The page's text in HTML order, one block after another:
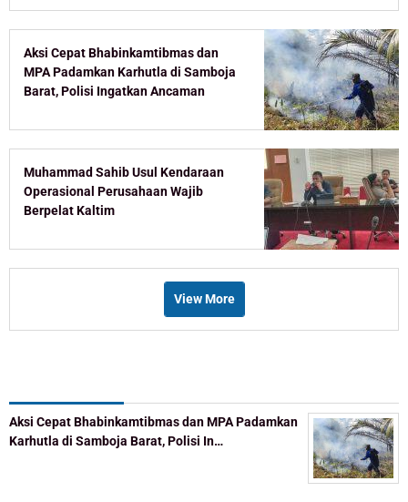
Aksi Cepat Bhabinkamtibmas dan
MPA Padamkan Karhutla di Samboja
Barat, Polisi Ingatkan Ancaman
Muhammad Sahib Usul Kendaraan
Operasional Perusahaan Wajib
Berpelat Kaltim
View More
Aksi Cepat Bhabinkamtibmas dan MPA Padamkan
Karhutla di Samboja Barat, Polisi In…